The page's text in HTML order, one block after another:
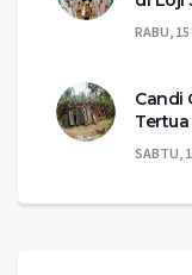
RABU,
Candi
SABTU,